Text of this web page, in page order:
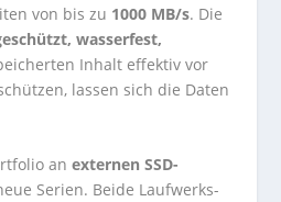
von bis zu 1000 MB/s. Die
wasserfest,
Inhalt effektiv vor
lassen sich die Daten
anexternen SSD-
Serien. Beide Laufwerks-